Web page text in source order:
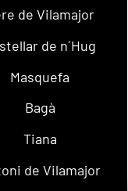
de Vilamajor
de n´Hug
Masquefa
Bagà
Tiana
de Vilamajor